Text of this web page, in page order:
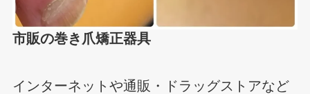
市販の巻き爪矯正器具
インターネットや通販・ドラッグストアなど